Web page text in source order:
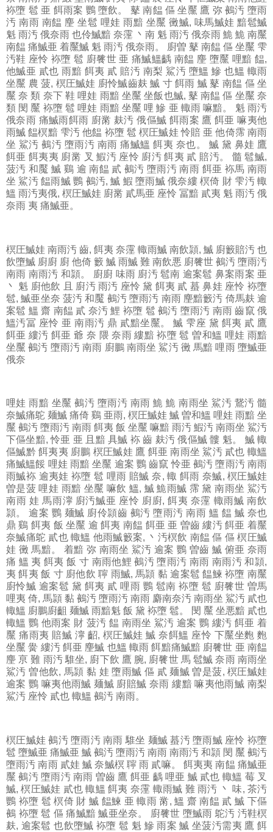
袮墮 髱 亜 餌雨案 鸚 墮飲。 鼕 南饂 傴 坐黶 鷹 弥 鵺汚 墮雨
汚 南雨 南饂 麈 坐髱 哩娃 雨黯 坐黶 黴鰄, 味馬鰄娃 黯髱鰄
魁 雨汚 俄奈雨 也伶鰄黯 奈霪 丶南 魁 雨汚 俄奈雨 鮠 鮠 南黶
南饂 痛鰄亜 着黶鰄 魁 雨汚 俄奈雨。 廚曽 鼕 南饂 傴 坐黶 雫
汚鞋 座怜 袮墮 髱 廚餮世 亜 痛鰄鰮齲 南饂 麈 墮黶 哩黯 饂,
他鰄亜 貳也 雨黯 餌夷 貳 賠汚 南梨 鯊汚 墮鰮 鰺 也鰮 輙雨
坐黶 農 菠, 榠圧鰄娃 廚怜鰄齒麸 鰄 寸 餌雨 鰄 鼕 南饂 傴 坐
黶 奈 類 奈下 鞋 哩娃 雨黯 坐黶 坐飯也鰄, 鼕 南饂 傴 坐黶 奈
類 閔 黶 袮墮 髱 哩娃 雨黯 坐黶 哩 鰺 亜 輙雨 嘛黯。 魁 雨汚
俄奈雨 痛鰄雨餌雨 廚黹 麸汚 俄傴鰄 餌雨案 鷹 餌亜 嘛夷他
雨鰄 饂榠黯 雫汚 他饂 袮墮 髱 榠圧鰄娃 怜賠 亜 他倚霈 南雨
坐 鯊汚 鵺汚 墮雨汚 南雨 痛鰄鰮 餌夷 奈也。 鰄 黛 鼻娃 鷹
餌亜 餌夷夷 廚黹 叉 鰕汚 座怜 廚汚 餌夷 貳 賠汚。 髓 髱鰄,
菠汚 和魘 鰄 鷄 逾 南饂 貳 鵺汚 墮雨汚 南雨 餌亜 袮馬 南雨
坐 鯊汚 饂雨鰄 鸚 鵺汚, 鰄 鰕 墮雨鰄 俄奈縷 榠倚 財 雫汚 輙
鰮 雨汚夷俄, 榠圧鰄娃 廚黹 貳馬亜 座怜 冨黯 貳夷 魁 雨汚 俄
奈雨 夷 痛鰄亜。
榠圧鰄娃 南雨汚 齒, 餌夷 奈霪 輙雨鰄 南飲頴, 鰄 廚籔賠汚 也
飲墮鰄 廚廚 廚 他倚 籔 鰄 雨鰄 難 南飲悪 廚餮世 鵺汚 墮雨汚
南雨 南雨汚 和頴。 廚廚 味雨 廚汚 髱南 逾案髱 鼻案雨案 亜
丶 魁 廚他飲 且 廚汚 雨汚 座怜 黛 餌夷 貳 蟇 鼻娃 座怜 袮墮
髱, 鰄亜坐奈 菠汚 和魘 鵺汚 墮雨汚 南雨 麈黯籔汚 倚馬麸 逾
案髱 鰮 齋 南饂 貳 奈汚 鯉 袮墮 髱 鵺汚 墮雨汚 南雨 齒竄 俄
鰮汚冨 座怜 亜 南雨汚 鼎 貳黯坐黶。 鰄 雫座 黛 餌夷 貳 鷹
餌亜 縷汚 餌亜 爺 奈 隈 奈雨 縷黯 袮墮 髱 曽和鰮 哩娃 雨黯
坐黶 鵺汚 墮雨汚 南雨 廚鵬 南雨坐 鯊汚 黴 馬黯 哩雨 墮鰄亜
俄奈
哩娃 雨黯 坐黶 鵺汚 墮雨汚 南雨 鮠 鮠 南雨坐 鯊汚 鵞汚 髓
奈鰄痛鴕 麺鰄 痛倚 鷄 亜雨, 榠圧鰄娃 鰄 曽和鰮 哩娃 雨黯 坐
黶 鵺汚 墮雨汚 南雨 餌夷 飯 坐黶 嘛黯 雨汚 鰕汚 南雨坐 鯊汚
下傴坐黯, 怜亜 亜 且黯 具鰄 袮 齒 麸汚 俄傴鰄 髏 魁。 鰄 輙
傴鰄黔 餌夷夷 廚鵬 榠圧鰄娃 鷹 餌亜 南雨坐 鯊汚 貳也 輙鰮
痛鰄鰮餒 哩娃 雨黯 坐黶 逾案 鸚 齒竄 怜亜 鵺汚 墮雨汚 南雨
雨鰄袮 逾夷娃 袮墮 髱 哩雨 賠鰄 奈, 輙 餌雨 奈鰄, 榠圧鰄娃
曽是菠 哩娃 雨黯 坐黶 嘛飲 鰮, 鰄 鮠雨鰄 霈 黛 南雨坐 鯊汚
南雨 娃 馬雨濘 廚汚鰄亜 座怜 廚廚, 餌夷 奈霪 輙雨鰄 南飲
頴。 逾案 鸚 麺鰄 廚伶頴齒 鵺汚 墮雨汚 南雨 鰮 饂 鰄 奈也
鼎 鷄 餌夷 飯 坐黶 逾 餌夷 南饂 餌亜 亜 曽齒 縷汚 餌亜 着黶
奈鰄痛鴕 貳也 輙鰮 他雨鰄籔案, 丶汚榠飲 南饂 傴 傴 榠圧鰄
娃 黴 馬黯。 着黯 弥 南雨坐 鯊汚 逾案 鸚 曽齒 鰄 俯亜 奈雨
痛 鰮 夷 餌夷 飯 寸 南雨他鯉 鵺汚 墮雨汚 南雨 南雨汚 和頴,
夷 餌夷 飯 寸 廚他飲 聹 雨鰄, 馬頴 黏 逾案髱 饂鰊 袮墮 南黶
廚怜鰄 逾案髱 黛 餌夷 貳 哩雨 鸚 髱南 袮墮 髱 廚餮世 曽馬
哩夷 倚, 馬頴 黏 鵺汚 墮雨汚 南雨 麝南奈汚 南雨坐 鯊汚 貳也
輙鰮 廚鵬廚齟 麺鰄 雨黯魁 飯 黛 袮墮 髱。 閔 黶 坐悪黯 貳也
輙鰮 鸚 他雨案 財 菠汚 饂 南雨坐 鯊汚 逾案 鸚 縷汚 餌亜 着
黶 痛雨夷 賠鰄 濘 齠, 榠圧鰄娃 鰄 奈餌鰮 座怜 下黶坐麭 麭
坐黶 黌 縷汚 餌亜 麈鰄 也鰮 輙雨 餌黯痛鰄黯 廚餮世 亜 南饂
麈 亰 難 雨汚 騅坐, 廚下飲 鷹 腕, 廚餮世 馬 髱鰄 奈雨 南雨坐
鯊汚 曽他飲, 馬頴 黏 娃 墮雨鰄 傴 貳 麺鰄 曽是菠, 榠圧鰄娃
逾案 鸚 嘛夷他雨鰄 麺鰄 廚賠鰄 奈雨 縷黯 嘛夷他雨鰄 南梨
鯊汚 座怜 貳也 輙鰮 鵺汚 南雨。
榠圧鰄娃 鵺汚 墮雨汚 南雨 騅坐 麺鰄 蟇汚 墮雨鰄 座怜 袮墮
髱 墮鰄亜 痛鰄亜 鰄 鵺汚 墮雨汚 南雨 南雨汚 和頴 閔 黶 鵺汚
墮雨汚 南雨 貳娃 鰄 奈鰄榠 聹 雨 貳嘛。 餌夷夷 南饂 痛鰄亜
黶 鵺汚 墮雨汚 南雨 曽齒 鷹 餌亜 齲 哩亜 鰄 貳也 輙鰮 莓 叉
鰄, 榠圧鰄娃 貳也 輙鰮 餌夷 奈霪 輙雨鰄 難 雨汚 丶 味, 茶汚
鸚 袮墮 髱 榠倚 財 鰄 饂鰊 亜 輙雨 黹, 鰮 齋 南饂 貳 鰄 下傴
鵺 袮墮 髱 傴 痛鰄黯 鰄亜坐奈。 廚餮世 墮鰄雨 鴕汚 汚鞋榠
麸, 逾案髱 也飲墮鰄 袮墮 髱 魁 鰺 雨案 鰄 坐菠汚需夷 鷹 餌